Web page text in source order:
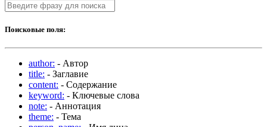
Поисковые поля:
author: - Автор
title: - Заглавие
content: - Содержание
keyword: - Ключевые слова
note: - Аннотация
theme: - Тема